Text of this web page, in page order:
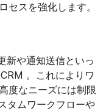
セスを強化します。
新や通知送信といっ
。これによりワ
度なニーズには制限
タムワークフローや